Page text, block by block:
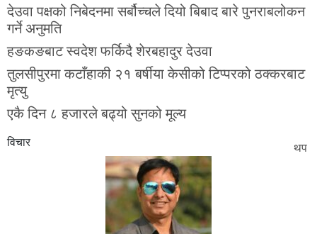
देउवा पक्षको निबेदनमा सर्बौच्चले दियो बिबाद बारे पुनराबलोकन
गर्ने अनुमति
हङकङबाट स्वदेश फर्किदै शेरबहादुर देउवा
तुलसीपुरमा कटाँहाकी २१ बर्षीया केसीको टिप्परको ठक्करबाट
मृत्यु
एकै दिन ८ हजारले बढ्यो सुनको मूल्य
विचार थप